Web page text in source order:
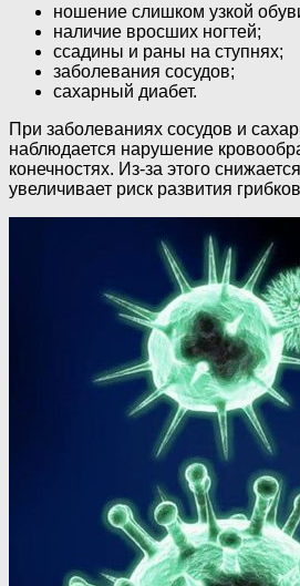
ношение слишком узкой
наличие вросших ногтей;
ссадины и раны на ступнях;
заболевания сосудов;
сахарный диабет.
При заболеваниях сосудов и
наблюдается нарушение
конечностях. Из-за этого
увеличивает риск развития